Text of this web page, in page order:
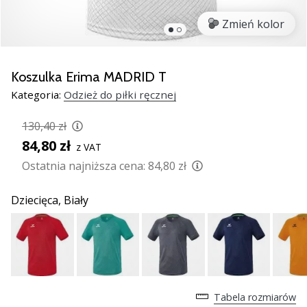
ręcznej
Accelerate
SQD
5!
Odkryj
techniczne
i
przekonaj
się,
czy
warto…
Zmień kolor
Koszulka Erima MADRID T
Kategoria: Odzież do piłki ręcznej
130,40 zł
84,80 zł z VAT
Ostatnia najniższa cena: 84,80 zł
Dziecięca, Biały
Tabela rozmiarów